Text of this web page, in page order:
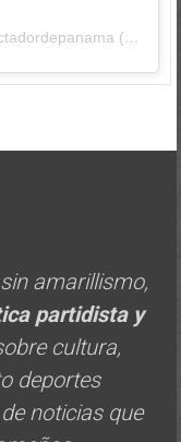
Una publicación compartida de elespectadordepanama (@elespectadordepanama)
amarillismo,
partidista y
cultura,
deportes
noticias que